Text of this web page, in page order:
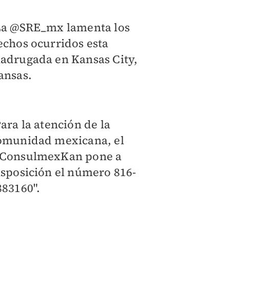
@SRE_mx lamenta los
ocurridos esta
en Kansas City,
la atención de la
mexicana, el
pone a
el número 816-